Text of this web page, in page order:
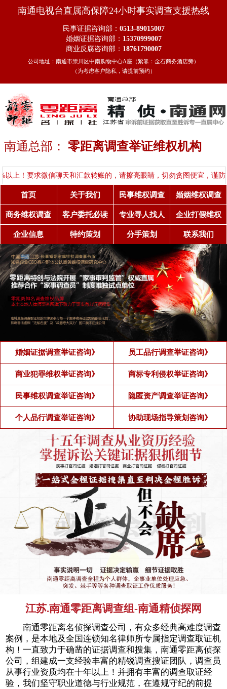
南通电视台直属高保障24小时事实调查支援热线
民事证据咨询部： 0513-89015007
婚姻证据咨询部： 15370999007
商业反腐咨询部： 18761790007
公司地址：南通市崇川区中南购物中心A座（紧靠：金石商务酒店旁）
（为考虑客户隐私，请提前预约）
南通总部：零距离调查举证维权机构
微信聊天和汇款转账的，请擦亮眼睛，切勿贪图便宜，谨防受骗！
首页 关于我们 民事维权调查 婚姻维权调查
商务维权调查 客户委托必读 专业寻人找人 企业打假维权
企业信息 特约策划 分手策划 联系我们
婚姻证据调查举证咨询》 员工品行调查举证咨询》
商业犯罪维权举证咨询》 商标专利侵权举证咨询》
民事维权调查举证咨询》 隐匿资产调查举证咨询》
个人品行调查举证咨询》 协助现场指导策划咨询》
江苏.南通零距离调查组-南通精侦探网
南通零距离名侦探调查公司，有众多经典高难度调查
案例，是本地及全国连锁知名律师所专属指定调查取证机
构！一直致力于确凿的证据调查和搜集，南通零距离侦探
公司，组建成一支经验丰富的精锐调查搜证团队，调查员
从事行业资质均在十年以上！并拥有丰富的调查取证经
验，我们坚守职业道德与行业规范，在遵规守纪的前提